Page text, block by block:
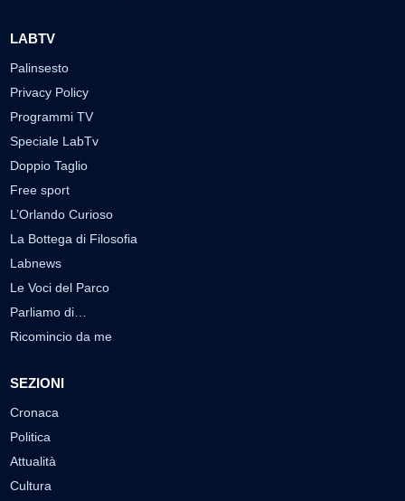
LABTV
Palinsesto
Privacy Policy
Programmi TV
Speciale LabTv
Doppio Taglio
Free sport
L’Orlando Curioso
La Bottega di Filosofia
Labnews
Le Voci del Parco
Parliamo di…
Ricomincio da me
SEZIONI
Cronaca
Politica
Attualità
Cultura